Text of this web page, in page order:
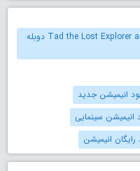
دانلود Tad the Lost Explorer and the Secret of King Midas 2017 دوبله
انیمیشن جدید
انیمیشن سینمایی
رایگان انیمیشن